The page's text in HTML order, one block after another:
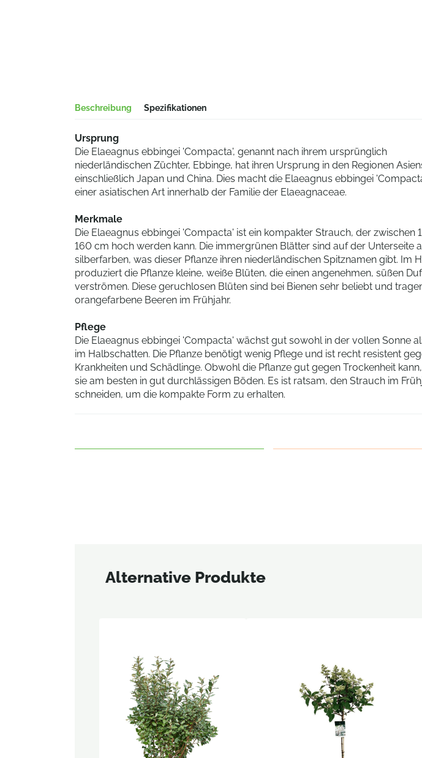
Beschreibung Spezifikationen
Ursprung
Die Elaeagnus ebbingei 'Compacta', genannt nach ihrem ursprünglich
niederländischen Züchter, Ebbinge, hat ihren Ursprung in den Regionen
einschließlich Japan und China. Dies macht die Elaeagnus ebbingei
einer asiatischen Art innerhalb der Familie der Elaeagnaceae.
Merkmale
Die Elaeagnus ebbingei 'Compacta' ist ein kompakter Strauch, der zwischen
160 cm hoch werden kann. Die immergrünen Blätter sind auf der Unterseite
silberfarben, was dieser Pflanze ihren niederländischen Spitznamen gibt. Im
produziert die Pflanze kleine, weiße Blüten, die einen angenehmen, süßen
verströmen. Diese geruchlosen Blüten sind bei Bienen sehr beliebt und
orangefarbene Beeren im Frühjahr.
Pflege
Die Elaeagnus ebbingei 'Compacta' wächst gut sowohl in der vollen Sonne
im Halbschatten. Die Pflanze benötigt wenig Pflege und ist recht resistent
Krankheiten und Schädlinge. Obwohl die Pflanze gut gegen Trockenheit
sie am besten in gut durchlässigen Böden. Es ist ratsam, den Strauch im
schneiden, um die kompakte Form zu erhalten.
Alternative Produkte